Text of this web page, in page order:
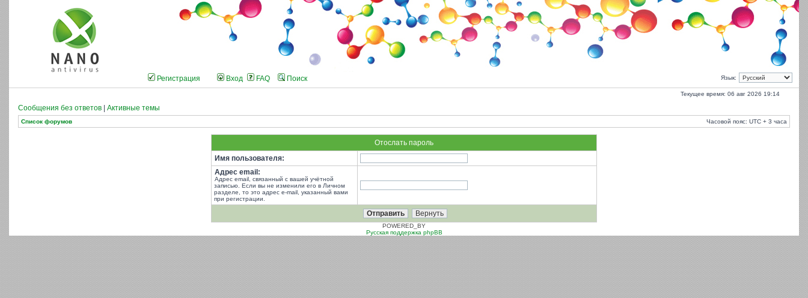
Язык:
Регистрация Вход FAQ Поиск
Текущее время: 06 авг 2026 19:14
Сообщения без ответов Активные темы
Список форумов Часовой пояс: UTC + 3 часа
Отослать пароль
Имя пользователя:
Адрес email:
Адрес email, связанный с вашей учётной
записью. Если вы не изменили его в Личном
разделе, то это адрес e-mail, указанный вами
при регистрации.
POWERED_BY
Русская поддержка phpBB